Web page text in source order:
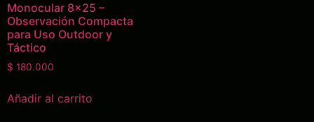
Monocular 8×25 –
Observación Compacta
para Uso Outdoor y
Táctico
$ 180.000
Añadir al carrito